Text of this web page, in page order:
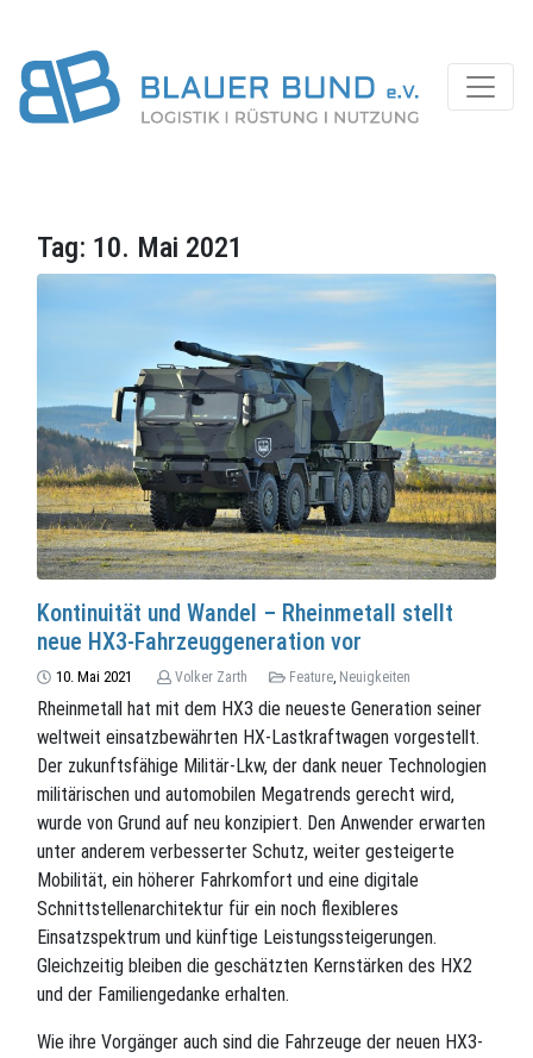
Tag: 10. Mai 2021
Kontinuität und Wandel – Rheinmetall stellt
neue HX3-Fahrzeuggeneration vor
10. Mai 2021 Volker Zarth Feature, Neuigkeiten
Rheinmetall hat mit dem HX3 die neueste Generation seiner
weltweit einsatzbewährten HX-Lastkraftwagen vorgestellt.
Der zukunftsfähige Militär-Lkw, der dank neuer Technologien
militärischen und automobilen Megatrends gerecht wird,
wurde von Grund auf neu konzipiert. Den Anwender erwarten
unter anderem verbesserter Schutz, weiter gesteigerte
Mobilität, ein höherer Fahrkomfort und eine digitale
Schnittstellenarchitektur für ein noch flexibleres
Einsatzspektrum und künftige Leistungssteigerungen.
Gleichzeitig bleiben die geschätzten Kernstärken des HX2
und der Familiengedanke erhalten.
Wie ihre Vorgänger auch sind die Fahrzeuge der neuen HX3-